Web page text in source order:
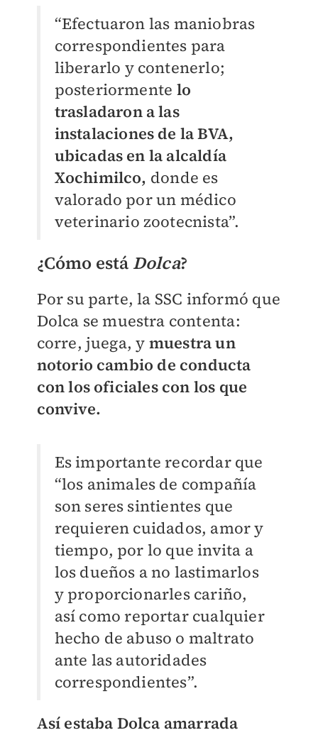
“Efectuaron las maniobras
correspondientes para
liberarlo y contenerlo;
posteriormente lo
trasladaron a las
instalaciones de la BVA,
ubicadas en la alcaldía
Xochimilco, donde es
valorado por un médico
veterinario zootecnista”.
¿Cómo está Dolca?
Por su parte, la SSC informó que
Dolca se muestra contenta:
corre, juega, y muestra un
notorio cambio de conducta
con los oficiales con los que
convive.
Es importante recordar que
“los animales de compañía
son seres sintientes que
requieren cuidados, amor y
tiempo, por lo que invita a
los dueños a no lastimarlos
y proporcionarles cariño,
así como reportar cualquier
hecho de abuso o maltrato
ante las autoridades
correspondientes”.
Así estaba Dolca amarrada